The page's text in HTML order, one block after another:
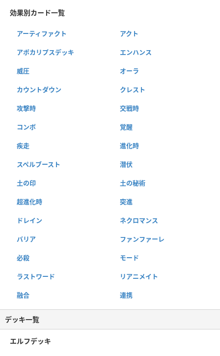
効果別カード一覧
アーティファクト アクト
アポカリプスデッキ エンハンス
威圧 オーラ
カウントダウン クレスト
攻撃時 交戦時
コンボ 覚醒
疾走 進化時
スペルブースト 潜伏
土の印 土の秘術
超進化時 突進
ドレイン ネクロマンス
バリア ファンファーレ
必殺 モード
ラストワード リアニメイト
融合 連携
デッキ一覧
エルフデッキ